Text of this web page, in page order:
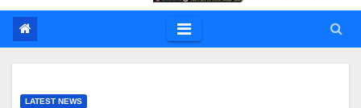
LATEST NEWS